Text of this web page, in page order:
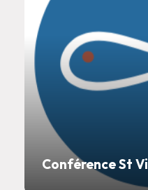
Conférence St